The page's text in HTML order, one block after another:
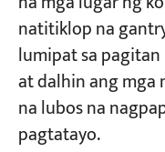
natitiklop na
lumipat sa
at dalhin ang mga
na lubos na
pagtatayo.